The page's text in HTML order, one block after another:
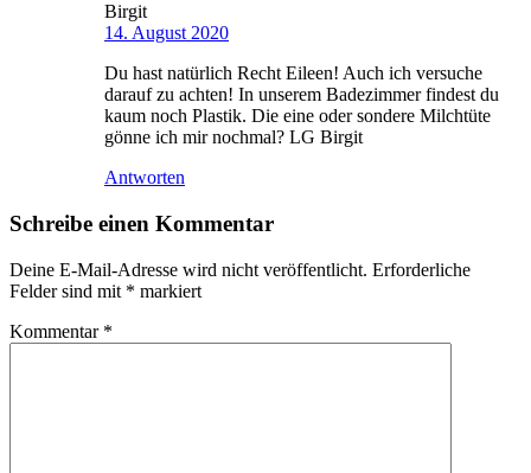
Birgit
14. August 2020
Du hast natürlich Recht Eileen! Auch ich versuche
darauf zu achten! In unserem Badezimmer findest du
kaum noch Plastik. Die eine oder sondere Milchtüte
gönne ich mir nochmal? LG Birgit
Antworten
Schreibe einen Kommentar
Deine E-Mail-Adresse wird nicht veröffentlicht. Erforderliche
Felder sind mit * markiert
Kommentar *